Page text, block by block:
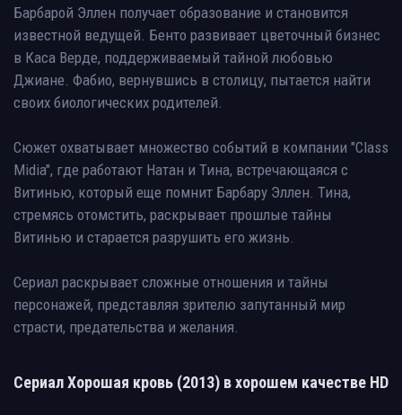
Барбарой Эллен получает образование и становится
известной ведущей. Бенто развивает цветочный бизнес
в Каса Верде, поддерживаемый тайной любовью
Джиане. Фабио, вернувшись в столицу, пытается найти
своих биологических родителей.
Сюжет охватывает множество событий в компании "Class
Midia", где работают Натан и Тина, встречающаяся с
Витинью, который еще помнит Барбару Эллен. Тина,
стремясь отомстить, раскрывает прошлые тайны
Витинью и старается разрушить его жизнь.
Сериал раскрывает сложные отношения и тайны
персонажей, представляя зрителю запутанный мир
страсти, предательства и желания.
Сериал Хорошая кровь (2013) в хорошем качестве HD